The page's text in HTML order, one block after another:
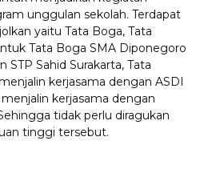
unggulan sekolah. Terdapat
yaitu Tata Boga, Tata
Tata Boga SMA Diponegoro
Sahid Surakarta, Tata
kerjasama dengan ASDI
kerjasama dengan
tidak perlu diragukan
tinggi tersebut.